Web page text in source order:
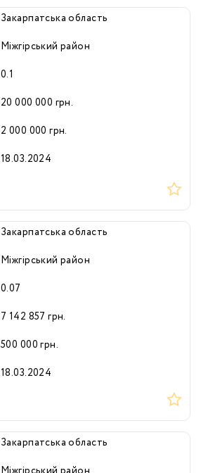
Закарпатська область
Міжгірський район
0.1
20 000 000 грн.
2 000 000 грн.
18.03.2024
Закарпатська область
Міжгірський район
0.07
7 142 857 грн.
500 000 грн.
18.03.2024
Закарпатська область